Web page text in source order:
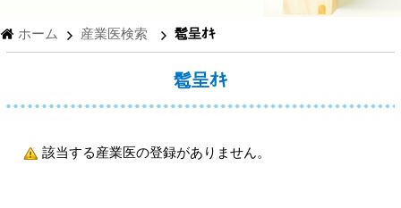
ホーム 産業医検索 髱呈ｵｷ
髱呈ｵｷ
該当する産業医の登録がありません。